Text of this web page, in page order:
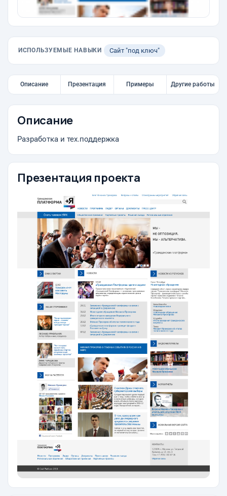
ИСПОЛЬЗУЕМЫЕ НАВЫКИ Сайт "под ключ"
Описание Презентация Примеры Другие работы
Описание
Разработка и тех.поддержка
Презентация проекта